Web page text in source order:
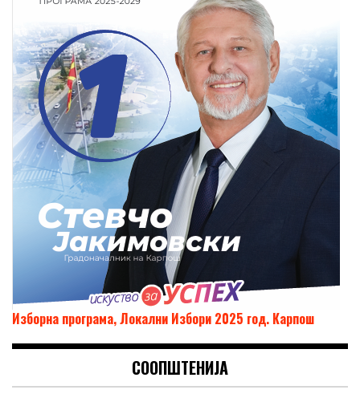
Изборна програма, Локални Избори 2025 год. Карпош
СООПШТЕНИЈА